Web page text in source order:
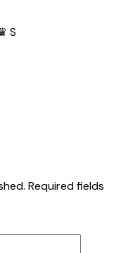
S
Required fields